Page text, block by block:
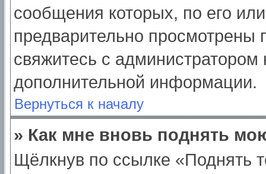
сообщения которых, по его
предварительно просмотрены
свяжитесь с
дополнительной информации.
Вернуться к началу
» Как мне вновь поднять
Щёлкнув по ссылке «Поднять